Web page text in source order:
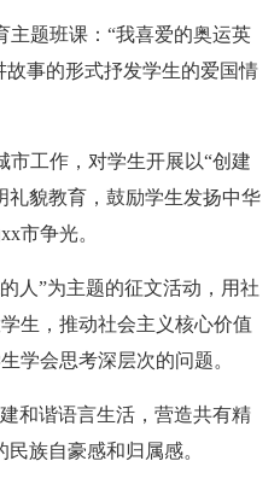
主题班课：“我喜爱的奥运英
故事的形式抒发学生的爱国情
市工作，对学生开展以“创建
礼貌教育，鼓励学生发扬中华
市争光。
人”为主题的征文活动，用社
生，推动社会主义核心价值
学会思考深层次的问题。
和谐语言生活，营造共有精
族自豪感和归属感。